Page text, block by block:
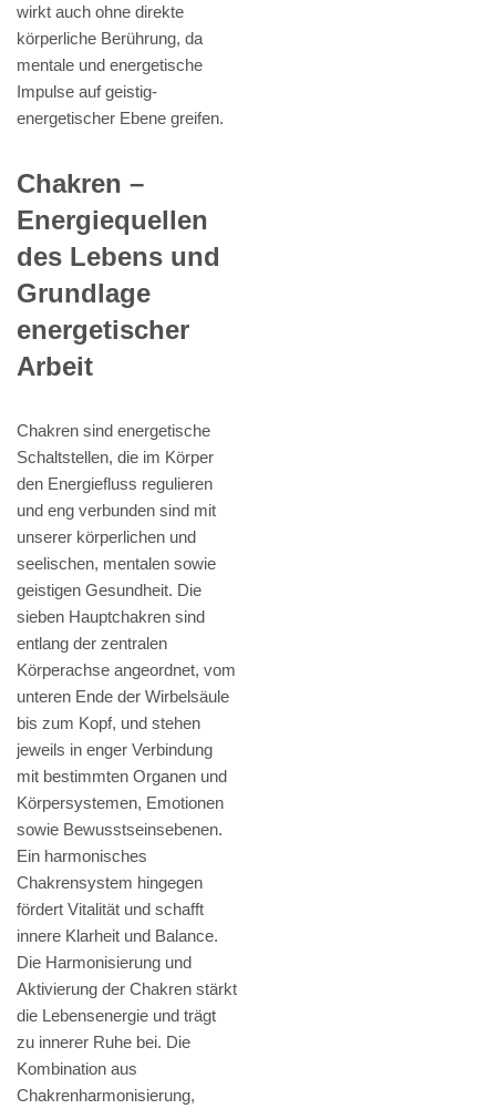
wirkt auch ohne direkte
körperliche Berührung, da
mentale und energetische
Impulse auf geistig-
energetischer Ebene greifen.
Chakren –
Energiequellen
des Lebens und
Grundlage
energetischer
Arbeit
Chakren sind energetische
Schaltstellen, die im Körper
den Energiefluss regulieren
und eng verbunden sind mit
unserer körperlichen und
seelischen, mentalen sowie
geistigen Gesundheit. Die
sieben Hauptchakren sind
entlang der zentralen
Körperachse angeordnet, vom
unteren Ende der Wirbelsäule
bis zum Kopf, und stehen
jeweils in enger Verbindung
mit bestimmten Organen und
Körpersystemen, Emotionen
sowie Bewusstseinsebenen.
Ein harmonisches
Chakrensystem hingegen
fördert Vitalität und schafft
innere Klarheit und Balance.
Die Harmonisierung und
Aktivierung der Chakren stärkt
die Lebensenergie und trägt
zu innerer Ruhe bei. Die
Kombination aus
Chakrenharmonisierung,